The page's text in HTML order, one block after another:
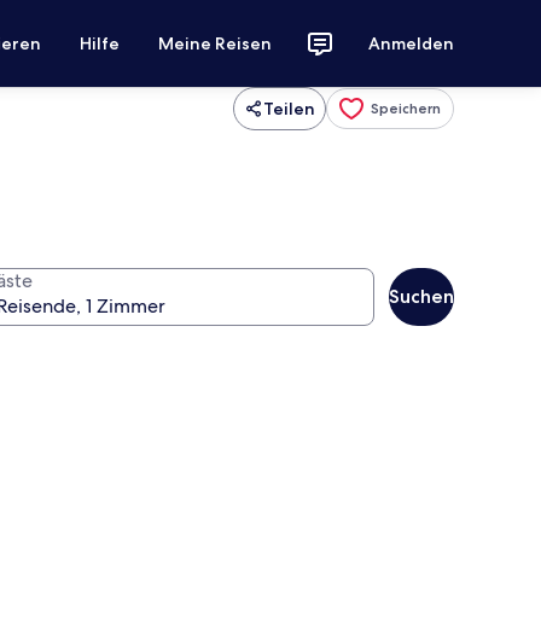
Hilfe Meine Reisen Anmelden
Teilen Speichern
Suchen